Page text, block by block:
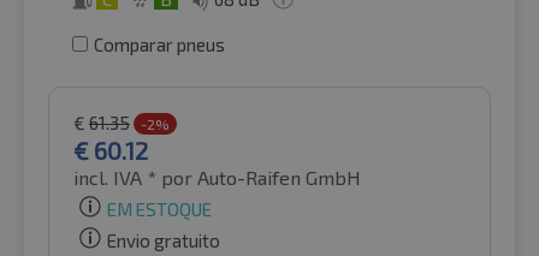
Comparar pneus
€ 61.35 -2%
€ 60.12
incl. IVA * por Auto-Raifen GmbH
EM ESTOQUE
Envio gratuito